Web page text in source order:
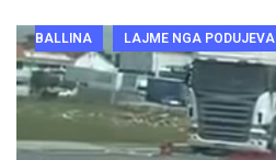
BALLINA LAJME NGA PODUJEVA